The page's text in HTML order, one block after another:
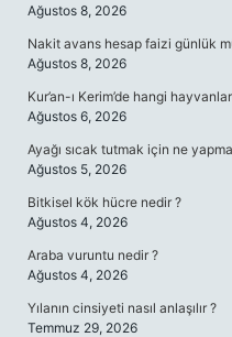
Ağustos 8, 2026
Nakit avans hesap faizi günlük
Ağustos 8, 2026
Kur’an-ı Kerim’de hangi
Ağustos 6, 2026
Ayağı sıcak tutmak için ne
Ağustos 5, 2026
Bitkisel kök hücre nedir ?
Ağustos 4, 2026
Araba vuruntu nedir ?
Ağustos 4, 2026
Yılanın cinsiyeti nasıl anlaşılır ?
Temmuz 29, 2026